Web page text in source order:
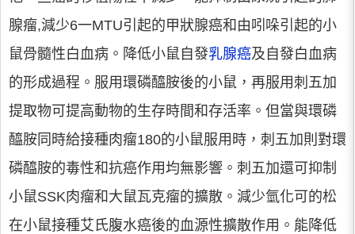
腺瘤,減少6一MTU引起的甲狀腺癌和由吲哚引起的小
鼠骨髓性白血病。降低小鼠自發乳腺癌及自發白血病
的形成過程。服用環磷醯胺後的小鼠，再服用刺五加
提取物可提高動物的生存時間和存活率。但當與環磷
醯胺同時給接種肉瘤180的小鼠服用時，刺五加則對環
磷醯胺的毒性和抗癌作用均無影響。刺五加還可抑制
小鼠SSK肉瘤和大鼠瓦克瘤的擴散。減少氫化可的松
在小鼠接種艾氏腹水癌後的血源性擴散作用。能降低